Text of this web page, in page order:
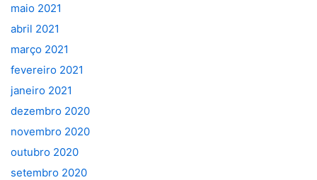
maio 2021
abril 2021
março 2021
fevereiro 2021
janeiro 2021
dezembro 2020
novembro 2020
outubro 2020
setembro 2020